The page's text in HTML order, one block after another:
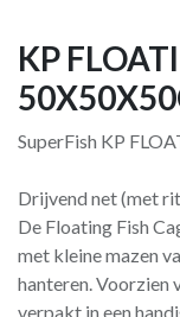
KP
SuperFish KP
Drijvend net (met
De Floating Fish
met kleine mazen
hanteren. Voorzien
verpakt in een